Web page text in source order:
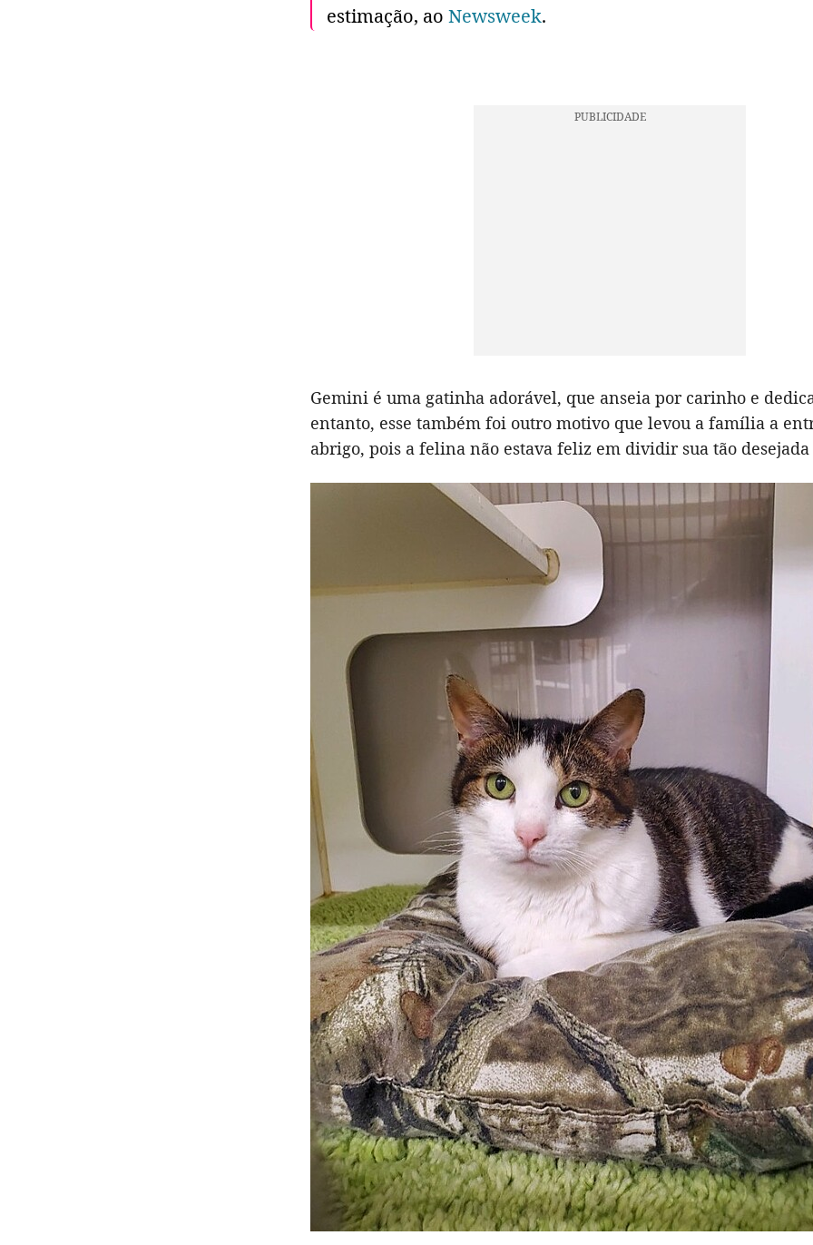
estimação, ao Newsweek.
Gemini é uma gatinha adorável, que anseia por carinho e
entanto, esse também foi outro motivo que levou a família a
abrigo, pois a felina não estava feliz em dividir sua tão desejada